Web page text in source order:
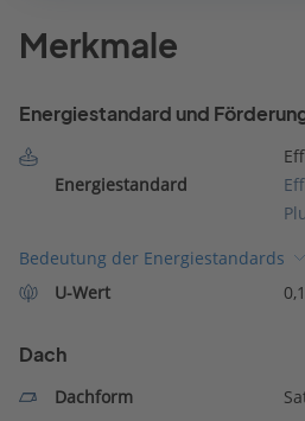
Merkmale
Energiestandard und
Energiestandard
Bedeutung der Energiestandards
U-Wert
Dach
Dachform